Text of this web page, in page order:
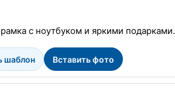
с ноутбуком и яркими подарками.
шаблон Вставить фото